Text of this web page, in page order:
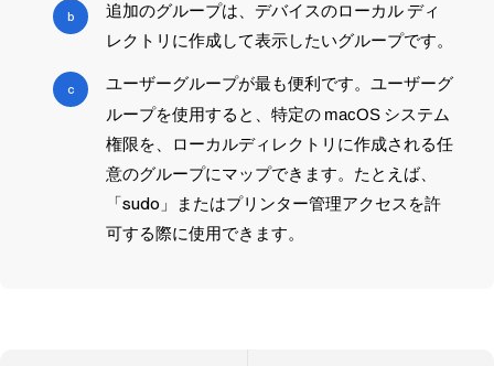
追加のグループは、デバイスのローカル ディ
レクトリに作成して表示したいグループです。
ユーザーグループが最も便利です。ユーザーグ
ループを使用すると、特定の macOS システム
権限を、ローカルディレクトリに作成される任
意のグループにマップできます。たとえば、
「sudo」またはプリンター管理アクセスを許
可する際に使用できます。